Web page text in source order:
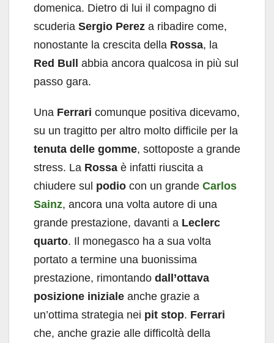
domenica. Dietro di lui il compagno di
scuderia Sergio Perez a ribadire come,
nonostante la crescita della Rossa, la
Red Bull
abbia ancora qualcosa in più sul
passo gara.
Una Ferrari comunque positiva dicevamo,
su un tragitto per altro molto difficile per la
tenuta delle gomme, sottoposte a grande
stress. La Rossa è infatti riuscita a
chiudere sul podio con un grande Carlos
Sainz, ancora una volta autore di una
grande prestazione, davanti a Leclerc
quarto. Il monegasco ha a sua volta
portato a termine una buonissima
prestazione, rimontando dall’ottava
posizione iniziale anche grazie a
un’ottima strategia nei pit stop. Ferrari
che, anche grazie alle difficoltà della